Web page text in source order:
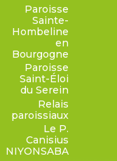
Paroisse
Sainte-
Hombeline
en
Bourgogne
Paroisse
Saint-Éloi
du Serein
Relais
paroissiaux
Le P.
Canisius
NIYONSABA